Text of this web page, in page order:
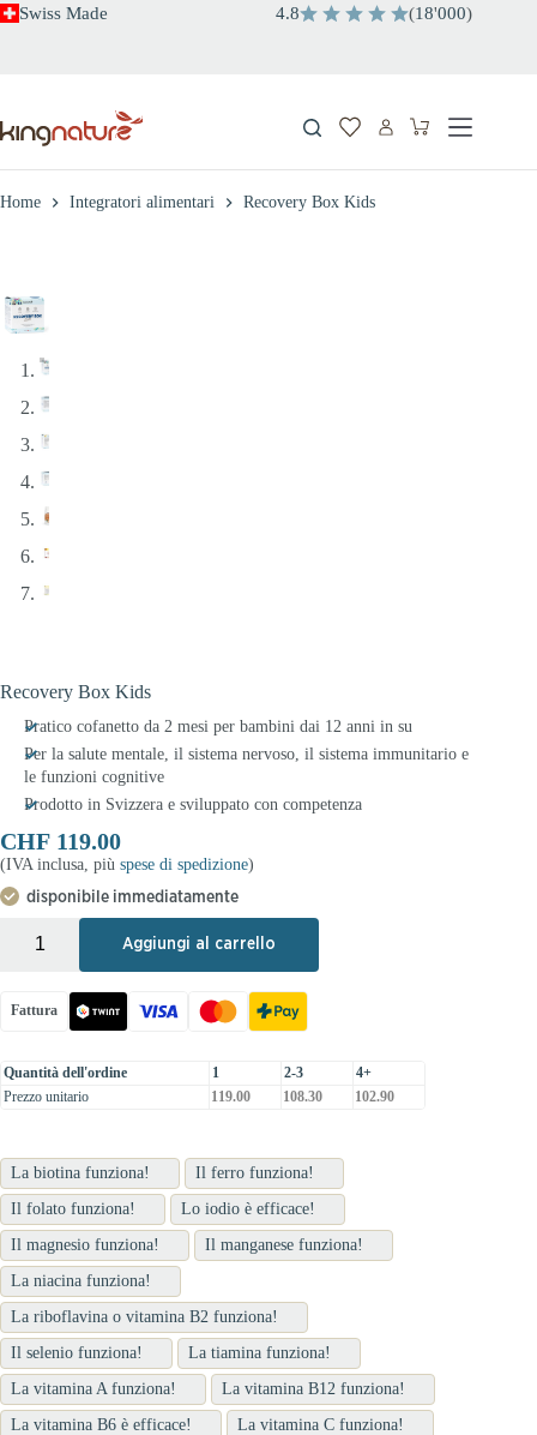
SaltaSwiss Made 4.8 (18'000)
Carrello
Home Integratori alimentari Recovery Box Kids
Recovery Box Kids
Pratico cofanetto da 2 mesi per bambini dai 12 anni in su
Per la salute mentale, il sistema nervoso, il sistema immunitario e
le funzioni cognitive
Prodotto in Svizzera e sviluppato con competenza
CHF 119.00
(IVA inclusa, più spese di spedizione)
disponibile immediatamente
Aggiungi al carrello
Fattura
Quantità dell'ordine 1 2-3
4+
Prezzo unitario
119.00 108.30 102.90
La biotina funziona!
Il ferro funziona!
Il folato funziona!
Lo iodio è efficace!
Il magnesio funziona!
Il manganese funziona!
La niacina funziona!
La riboflavina o vitamina B2 funziona!
Il selenio funziona!
La tiamina funziona!
La vitamina A funziona!
La vitamina B12 funziona!
La vitamina B6 è efficace!
La vitamina C funziona!